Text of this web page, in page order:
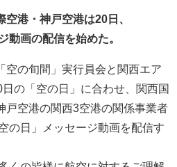
港・神戸空港は20日、
動画の配信を始めた。
空の旬間」実行員会と関西エア
の「空の日」に合わせ、関西国
戸空港の関西3空港の関係事業者
の日」メッセージ動画を配信す